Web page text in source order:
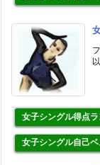
女子シングル得点
女子シングル自己